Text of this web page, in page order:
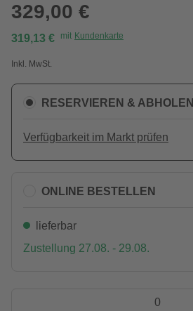
329,00 €
319,13 € mit Kundenkarte
Inkl. MwSt.
RESERVIEREN & ABHOLEN
Verfügbarkeit im Markt prüfen
ONLINE BESTELLEN
lieferbar
Zustellung 27.08. - 29.08.